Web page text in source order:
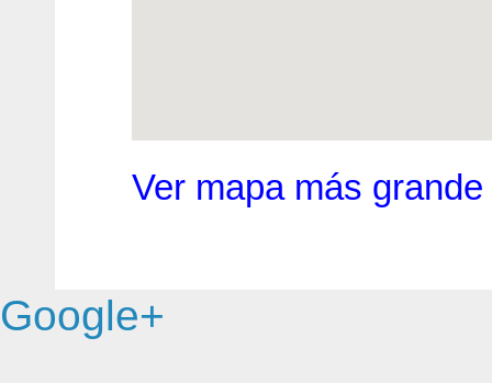
Ver mapa más grande
Google+